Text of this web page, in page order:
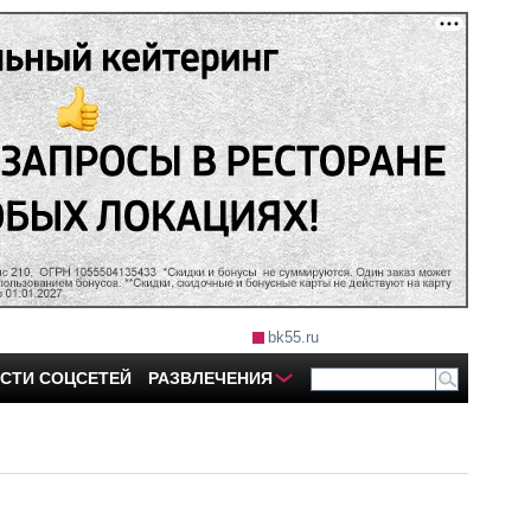
bk55.ru
СОЦСЕТЕЙ РАЗВЛЕЧЕНИЯ